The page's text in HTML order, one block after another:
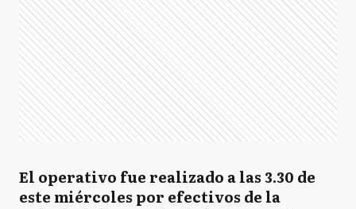
El operativo fue realizado a las 3.30 de
este miércoles por efectivos de la